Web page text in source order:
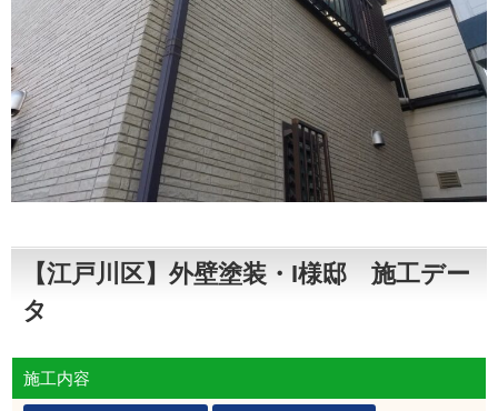
【江戸川区】外壁塗装・I様邸 施工デー
タ
施工内容